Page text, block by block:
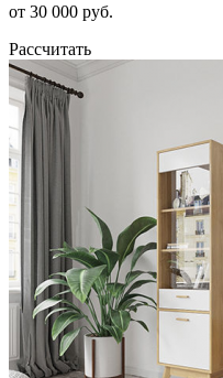
от 30 000 руб.
Рассчитать